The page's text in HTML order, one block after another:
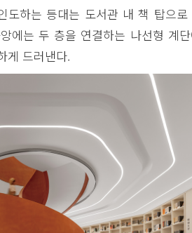
하는 등대는 도서관 내 책 탑으로
에는 두 층을 연결하는 나선형 계
게 드러낸다.